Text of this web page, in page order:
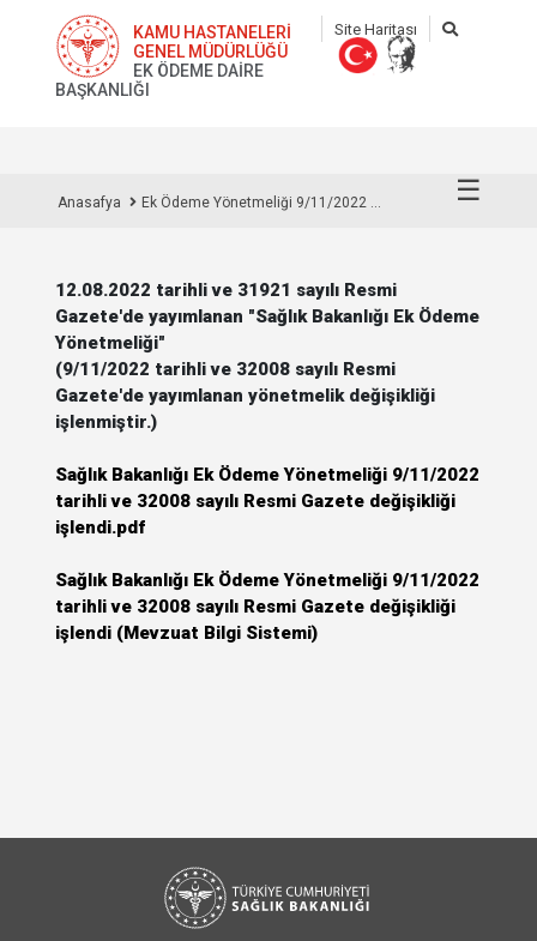
KAMU HASTANELERİ
GENEL MÜDÜRLÜĞÜ
EK ÖDEME DAİRE
BAŞKANLIĞI
Site Haritası
☰
Anasafya Ek Ödeme Yönetmeliği 9/11/2022 ...
12.08.2022 tarihli ve 31921 sayılı Resmi
Gazete'de yayımlanan "Sağlık Bakanlığı Ek Ödeme
Yönetmeliği"
(9/11/2022 tarihli ve 32008 sayılı Resmi
Gazete'de yayımlanan yönetmelik değişikliği
işlenmiştir.)
Sağlık Bakanlığı Ek Ödeme Yönetmeliği 9/11/2022
tarihli ve 32008 sayılı Resmi Gazete değişikliği
işlendi.pdf
Sağlık Bakanlığı Ek Ödeme Yönetmeliği 9/11/2022
tarihli ve 32008 sayılı Resmi Gazete değişikliği
işlendi (Mevzuat Bilgi Sistemi)